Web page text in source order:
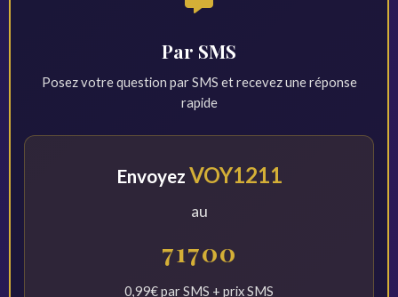
Par SMS
Posez votre question par SMS et recevez une réponse
rapide
Envoyez VOY1211
au
71700
0,99€ par SMS + prix SMS